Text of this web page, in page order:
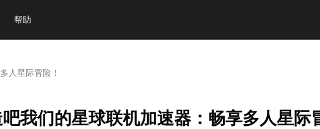
帮助
人星际冒险！
我们的星球联机加速器：畅享多人星际